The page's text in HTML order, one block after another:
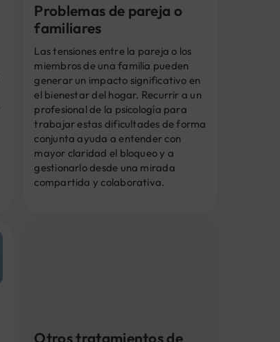
Problemas de pareja o
familiares
Las tensiones entre la pareja o los
miembros de una familia pueden
generar un impacto significativo en
el bienestar del hogar. Recurrir a un
profesional de la psicología para
trabajar estas dificultades de forma
conjunta ayuda a entender con
mayor claridad el bloqueo y a
gestionarlo desde una mirada
compartida y colaborativa.
Otros tratamientos de